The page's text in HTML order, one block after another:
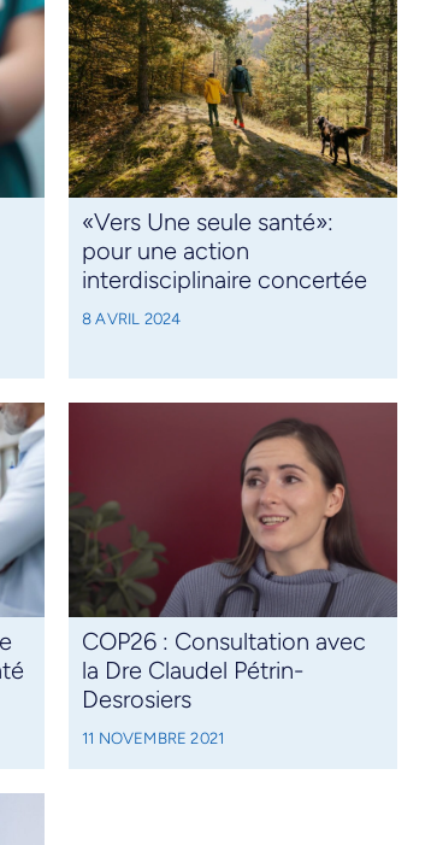
«Vers Une seule santé»:
pour une action
interdisciplinaire concertée
8 AVRIL 2024
COP26 : Consultation avec
la Dre Claudel Pétrin-
Desrosiers
11 NOVEMBRE 2021